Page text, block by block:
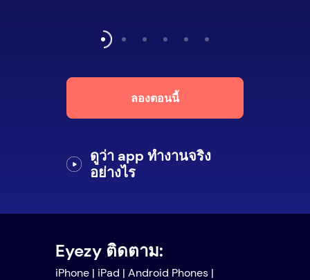
ลองตอนนี้
ดูว่า app ทำงานจริง
อย่างไร
Eyezy ติดตาม:
iPhone | iPad | Android Phones |